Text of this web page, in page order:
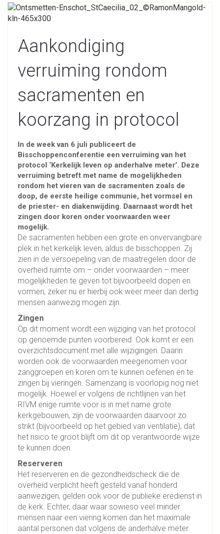
Aankondiging
verruiming rondom
sacramenten en
koorzang in protocol
In de week van 6 juli publiceert de
Bisschoppenconferentie een verruiming van het
protocol ‘Kerkelijk leven op anderhalve meter’. Deze
verruiming betreft met name de mogelijkheden
rondom het vieren van de sacramenten zoals de
doop, de eerste heilige communie, het vormsel en
de priester- en diakenwijding. Daarnaast wordt het
zingen door koren onder voorwaarden weer
mogelijk.
De sacramenten hebben een grote en onvervangbare
plek in het kerkelijk leven, aldus de bisschoppen. Zij
zien in de versoepeling van de maatregelen door de
overheid ruimte om – onder voorwaarden – meer
mogelijkheden te geven tot bijvoorbeeld dopen en
vormen, zeker nu er hierbij ook weer meer dan dertig
mensen aanwezig mogen zijn.
Zingen
Op dit moment wordt een wijziging van het protocol
op genoemde punten voorbereid. Ook komt er een
overzichtsdocument met alle wijzigingen. Daarin
worden ook de voorwaarden meegenomen voor
zanggroepen en koren om te kunnen oefenen en te
zingen bij vieringen. Samenzang is voorlopig nog niet
mogelijk. Hoewel er volgens de richtlijnen van het
RIVM enige ruimte voor is in met name grote
kerkgebouwen, zijn de voorwaarden daarvoor zo
strikt (bijvoorbeeld op het gebied van ventilatie), dat
het risico te groot blijft om dit op verantwoorde wijze
te kunnen doen.
Reserveren
Het reserveren en de gezondheidscheck die de
overheid verplicht heeft gesteld vanaf honderd
aanwezigen, gelden ook voor de publieke eredienst in
de kerk. Echter, daar waar sowieso veel minder
mensen naar een viering komen dan het maximale
aantal personen dat volgens de anderhalve meter